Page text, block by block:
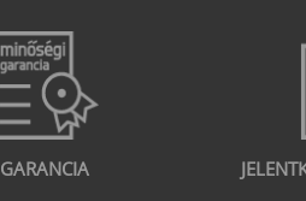
GARANCIA